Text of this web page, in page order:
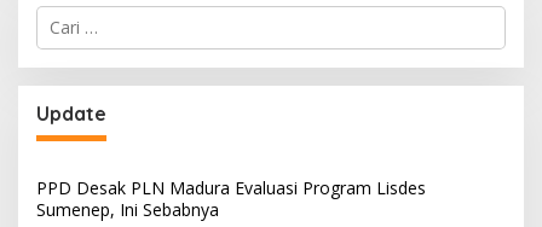
Cari
untuk:
Update
PPD Desak PLN Madura Evaluasi Program Lisdes
Sumenep, Ini Sebabnya